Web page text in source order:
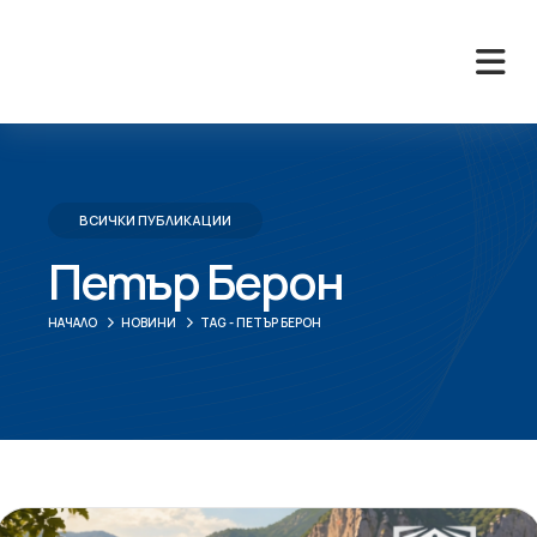
ВСИЧКИ ПУБЛИКАЦИИ
Петър Берон
НАЧАЛО НОВИНИ TAG -ПЕТЪР БЕРОН